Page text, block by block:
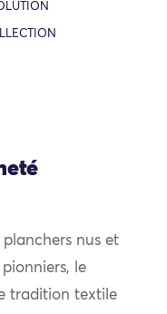
nus et
le
tradition textile